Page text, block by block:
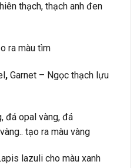
thạch, thạch anh đen
ra màu tìm
, Garnet – Ngọc thạch lựu
đá opal vàng, đá
tạo ra màu vàng
lazuli cho màu xanh